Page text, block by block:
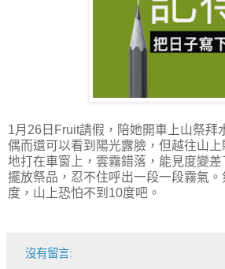
1月26日Fruit請假，陪她開車上山祭拜
偶而還可以看到陽光露臉，但越往山
地打在車窗上，雲霧錯落，能見度變
擺放祭品，忍不住呼出一段一段霧氣
度，山上恐怕不到10度吧。
沒有留言: